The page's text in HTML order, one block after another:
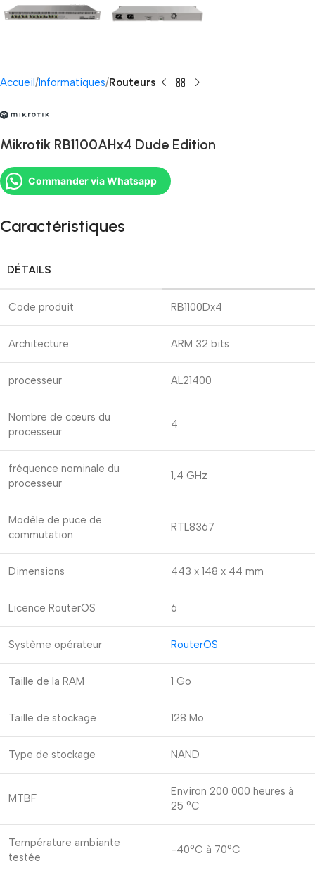
Accueil Informatiques Routeurs
Mikrotik RB1100AHx4 Dude Edition
Commander via Whatsapp
Caractéristiques
DÉTAILS
Code produit RB1100Dx4
Architecture ARM 32 bits
processeur AL21400
Nombre de cœurs du
processeur
4
fréquence nominale du
processeur
1,4 GHz
Modèle de puce de
commutation
RTL8367
Dimensions 443 x 148 x 44 mm
Licence RouterOS 6
Système opérateur RouterOS
Taille de la RAM 1 Go
Taille de stockage 128 Mo
Type de stockage NAND
MTBF
Environ 200 000 heures à
25 °C
Température ambiante
testée
-40°C à 70°C